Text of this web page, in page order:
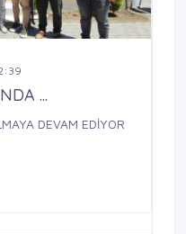
...
DEVAM EDİYOR